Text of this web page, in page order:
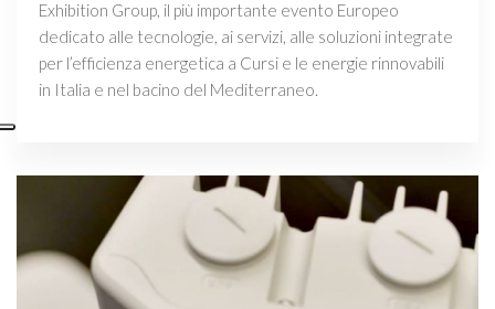
Exhibition Group, il più importante evento Europeo
dedicato alle tecnologie, ai servizi, alle soluzioni integrate
per l’efficienza energetica a Cursi e le energie rinnovabili
in Italia e nel bacino del Mediterraneo.